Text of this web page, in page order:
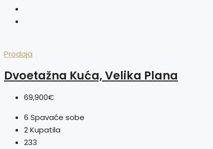
Prodaja
Dvoetažna Kuća, Velika Plana
69,900€
6 Spavaće sobe
2Kupatila
233